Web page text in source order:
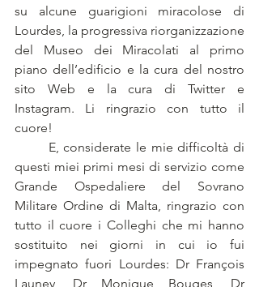
su alcune guarigioni miracolose di
Lourdes, la progressiva riorganizzazione
del Museo dei Miracolati al primo
piano dell’edificio e la cura del nostro
sito Web e la cura di Twitter e
Instagram. Li ringrazio con tutto il
cuore!
questi miei primi mesi di servizio come
Grande Ospedaliere del Sovrano
Militare Ordine di Malta, ringrazio con
tutto il cuore i Colleghi che mi hanno
sostituito nei giorni in cui io fui
impegnato fuori Lourdes: Dr François
Launey, Dr Monique Bouges, Dr